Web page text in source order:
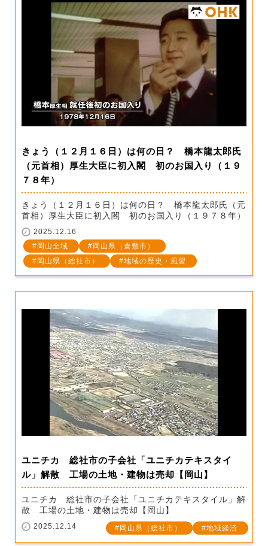
きょう（１２月１６日）は何の日？ 橋本龍太郎氏
（元首相）厚生大臣に初入閣 初のお国入り（１９
７８年）
きょう（１２月１６日）は何の日？ 橋本龍太郎氏（元
首相）厚生大臣に初入閣 初のお国入り（１９７８年）
2025.12.16
岡山全域
岡山県（倉敷市）
岡山県（総社市）
地域の歴史・風習
ユニチカ 総社市の子会社「ユニチカテキスタイ
ル」解散 工場の土地・建物は売却【岡山】
ユニチカ 総社市の子会社「ユニチカテキスタイル」解
散 工場の土地・建物は売却【岡山】
2025.12.14 岡山県（総社市） 地域経済